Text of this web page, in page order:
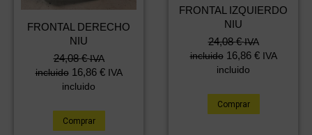
FRONTAL DERECHO
NIU
24,08€ IVA
incluido 16,86 € IVA
incluido
Comprar
FRONTAL IZQUIERDO
NIU
24,08€ IVA
incluido 16,86 € IVA
incluido
Comprar